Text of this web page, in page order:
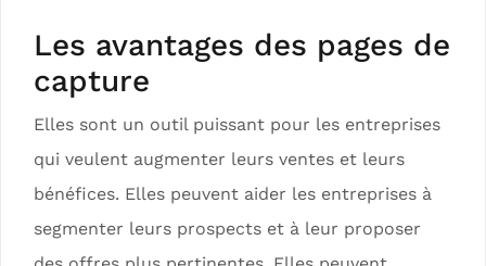
Les avantages des pages de
capture
Elles sont un outil puissant pour les entreprises
qui veulent augmenter leurs ventes et leurs
bénéfices. Elles peuvent aider les entreprises à
segmenter leurs prospects et à leur proposer